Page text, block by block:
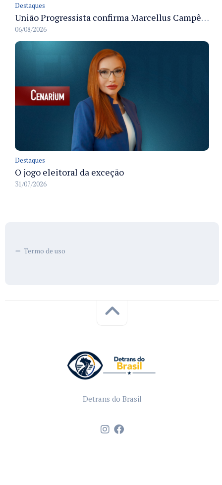
Destaques
União Progressista confirma Marcellus Campêlo como candidato a deputado estadual
06/08/2026
Destaques
O jogo eleitoral da exceção
31/07/2026
Termo de uso
Detrans do Brasil